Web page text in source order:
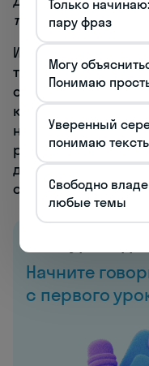
телевизором.
Использование
также критически
своем дне. Для
которые
настоящее время
рассказываете о
дне, используйте
composé). ⏱️
Начните
с первого
Только
пару фраз
Могу
Понимаю
Уверенный
понимаю
Свободно
любые темы